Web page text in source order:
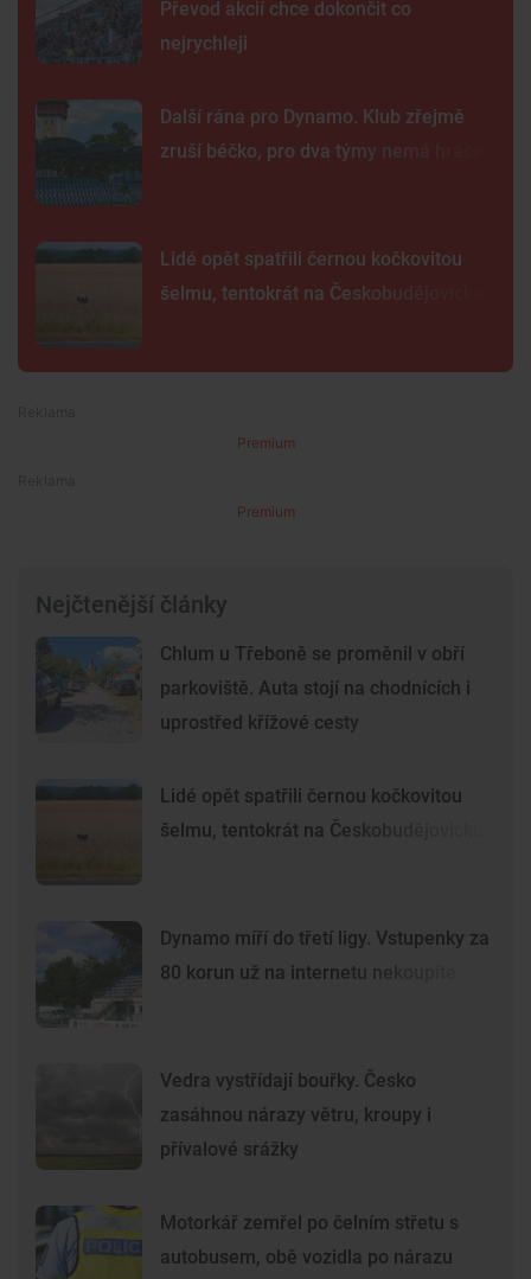
Převod akcií chce dokončit co
nejrychleji
Další rána pro Dynamo. Klub zřejmě
zruší béčko, pro dva týmy nemá hráče
Lidé opět spatřili černou kočkovitou
šelmu, tentokrát na Českobudějovicku
Premium
Premium
Nejčtenější články
Chlum u Třeboně se proměnil v obří
parkoviště. Auta stojí na chodnících i
uprostřed křížové cesty
Lidé opět spatřili černou kočkovitou
šelmu, tentokrát na Českobudějovicku
Dynamo míří do třetí ligy. Vstupenky za
80 korun už na internetu nekoupíte
Vedra vystřídají bouřky. Česko
zasáhnou nárazy větru, kroupy i
přívalové srážky
Motorkář zemřel po čelním střetu s
autobusem, obě vozidla po nárazu